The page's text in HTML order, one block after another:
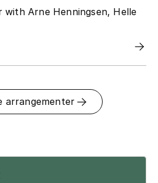
with Arne Henningsen, Helle
arrangementer